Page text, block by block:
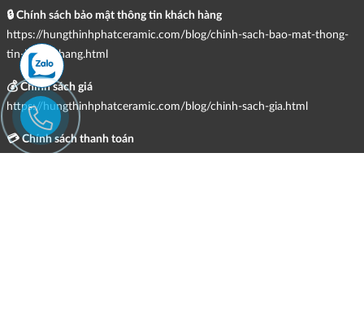
🔒 Chính sách bảo mật thông tin khách hàng
https://hungthinhphatceramic.com/blog/chinh-sach-bao-mat-thong-
tin-khach-hang.html
💰 Chính sách giá
https://hungthinhphatceramic.com/blog/chinh-sach-gia.html
💳 Chính sách thanh toán